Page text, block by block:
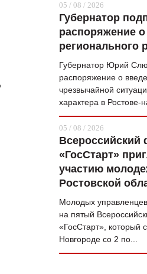
05 / 08 / 2026
Губернатор
распоряжение
регионального
Губернатор Юрий
распоряжение о
чрезвычайной
характера в Ростове-
05 / 08 / 2026
Всероссийский
«ГосСтарт»
участию
Ростовской
Молодых
на пятый
«ГосСтарт», который
Новгороде со 2 по...